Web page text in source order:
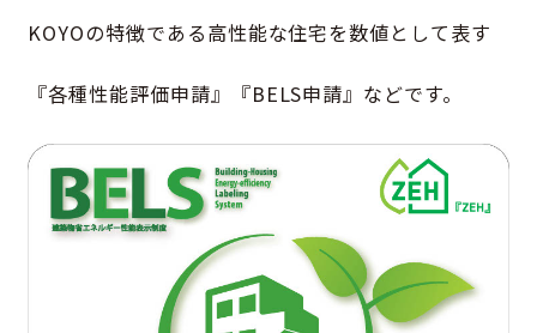
KOYOの特徴である高性能な住宅を数値として表す
『各種性能評価申請』『BELS申請』などです。